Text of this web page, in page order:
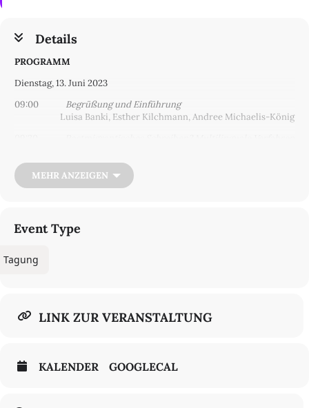
Details
PROGRAMM
Dienstag, 13. Juni 2023
09:00 Begrüßung und Einführung
Luisa Banki, Esther Kilchmann, Andree Michaelis-König
jüdischer Literatur
Godela Weiss-Sussex
12:00
13:00 Mittagspause
MEHR ANZEIGEN
Event Type
Tagung
LINK ZUR VERANSTALTUNG
KALENDER GOOGLECAL